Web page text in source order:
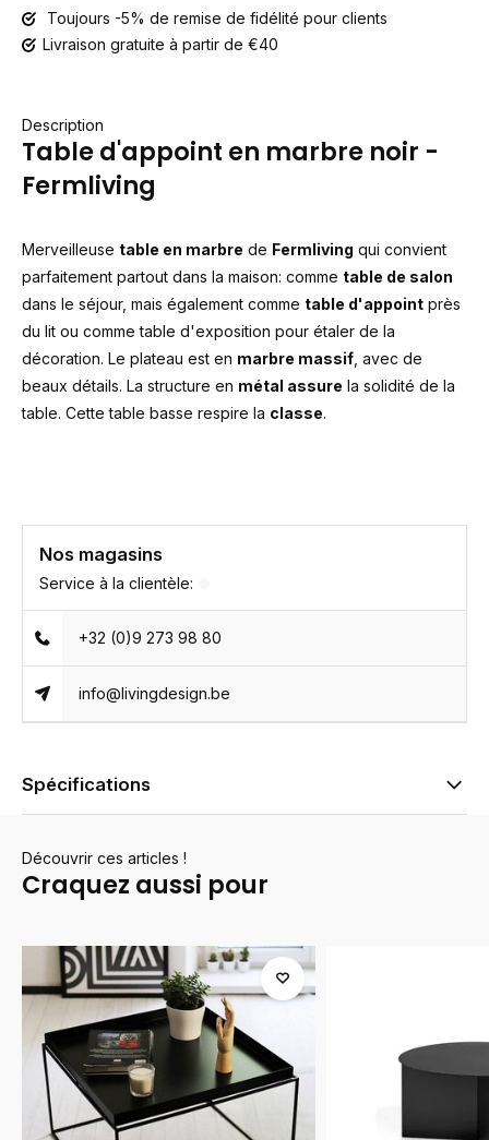
Toujours -5% de remise de fidélité pour clients
Livraison gratuite à partir de €40
Description
Table d'appoint en marbre noir -
Fermliving
Merveilleuse table en marbre de Fermliving qui convient
parfaitement partout dans la maison: comme table de salon
dans le séjour, mais également comme table d'appoint près
du lit ou comme table d'exposition pour étaler de la
décoration. Le plateau est en marbre massif , avec de
beaux détails. La structure en métal assure la solidité de la
table. Cette table basse respire la classe.
Nos magasins
Service à la clientèle:
+32 (0)9 273 98 80
info@livingdesign.be
Spécifications
Découvrir ces articles !
Craquez aussi pour